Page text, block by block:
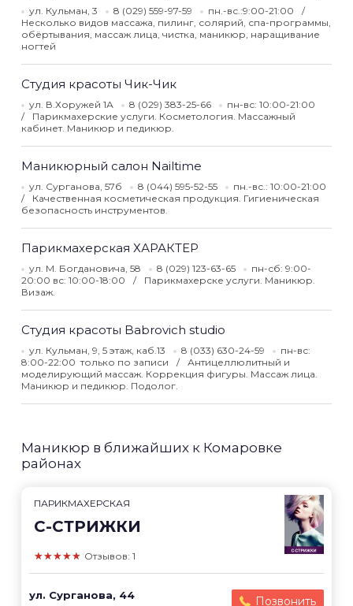
ул. Кульман, 3 8 (029) 559-97-59
пн.-вс.:9:00-21:00
Несколько видов массажа, пилинг, солярий, спа-программы,
обёртывания, массаж лица, чистка, маникюр, наращивание
ногтей
Студия красоты Чик-Чик
ул. В.Хоружей 1А 8 (029) 383-25-66
пн-вс: 10:00-21:00
Парикмахерские услуги. Косметология. Массажный
кабинет. Маникюр и педикюр.
Маникюрный салон Nailtime
ул. Сурганова, 57б 8 (044) 595-52-55
пн.-вс.: 10:00-21:00
Качественная косметическая продукция. Гигиеническая
безопасность инструментов.
Парикмахерская ХАРАКТЕР
ул. М. Богдановича, 58 8 (029) 123-63-65
пн-сб: 9:00-
20:00 вс: 10:00-18:00
Парикмахерске услуги. Маникюр.
Визаж.
Студия красоты Babrovich studio
ул. Кульман, 9, 5 этаж, каб.13 8 (033) 630-24-59
пн-вс:
8:00-22:00 только по записи
Антицеллюлитный и
моделирующий массаж. Коррекция фигуры. Массаж лица.
Маникюр и педикюр. Подолог.
Маникюр в ближайших к Комаровке
районах
ПАРИКМАХЕРСКАЯ
С-СТРИЖКИ
★★★★★ Отзывов: 1
ул. Сурганова, 44 Позвонить